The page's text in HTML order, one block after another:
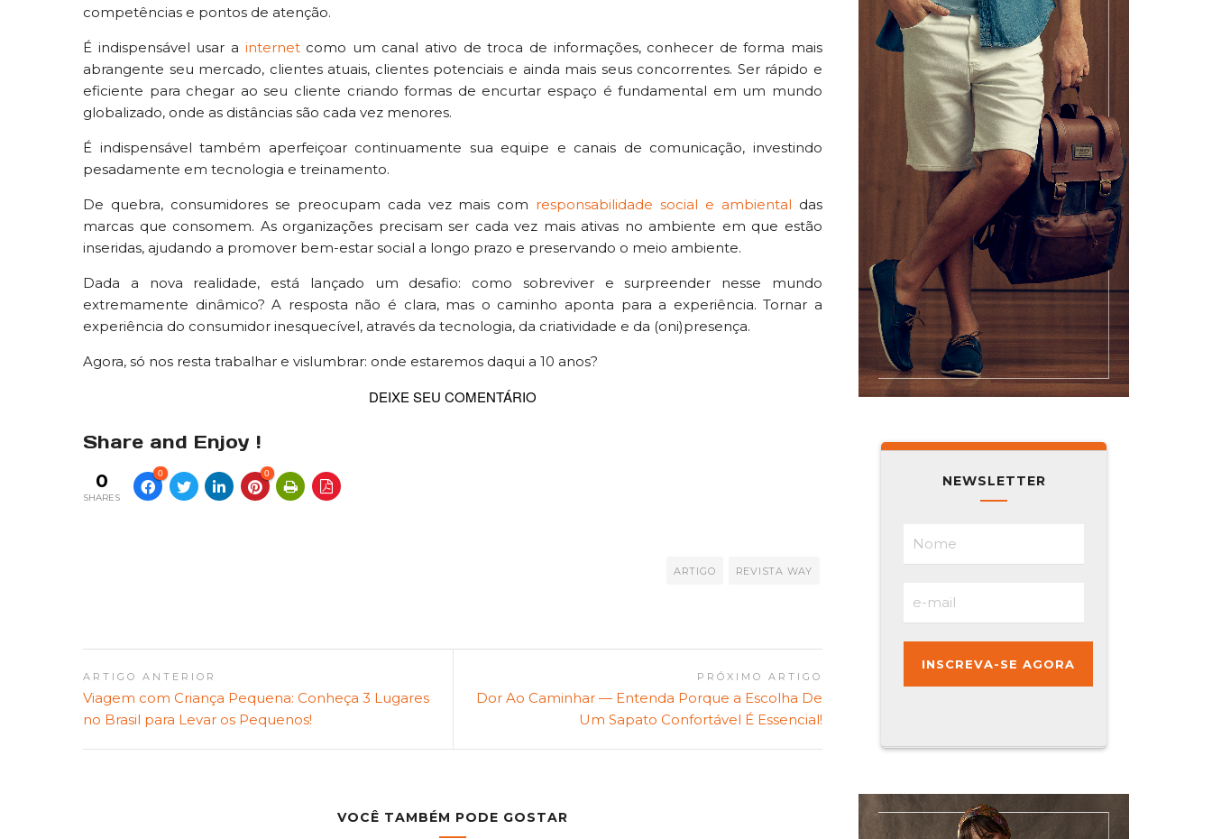
competências e pontos de atenção.
É indispensável usar a internetcomo um canal ativo de troca de informações, conhecer de forma mais
abrangente seu mercado, clientes atuais, clientes potenciais e ainda mais seus concorrentes. Ser rápido e
eficiente para chegar ao seu cliente criando formas de encurtar espaço é fundamental em um mundo
globalizado, onde as distâncias são cada vez menores.
É indispensável também aperfeiçoar continuamente sua equipe e canais de comunicação, investindo
pesadamente em tecnologia e treinamento.
De quebra, consumidores se preocupam cada vez mais com responsabilidade social e ambiental das
marcas que consomem. As organizações precisam ser cada vez mais ativas no ambiente em que estão
inseridas, ajudando a promover bem-estar social a longo prazo e preservando o meio ambiente.
Dada a nova realidade, está lançado um desafio: como sobreviver e surpreender nesse mundo
extremamente dinâmico? A resposta não é clara, mas o caminho aponta para a experiência. Tornar a
experiência do consumidor inesquecível, através da tecnologia, da criatividade e da (oni)presença.
Agora, só nos resta trabalhar e vislumbrar: onde estaremos daqui a 10 anos?
DEIXE SEU COMENTÁRIO
Share and Enjoy !
0
SHARES
0 0
ARTIGO REVISTA WAY
ARTIGO ANTERIOR
Viagem com Criança Pequena: Conheça 3 Lugares
no Brasil para Levar os Pequenos!
PRÓXIMO ARTIGO
Dor Ao Caminhar — Entenda Porque a Escolha De
Um Sapato Confortável É Essencial!
VOCÊ TAMBÉM PODE GOSTAR
NEWSLETTER